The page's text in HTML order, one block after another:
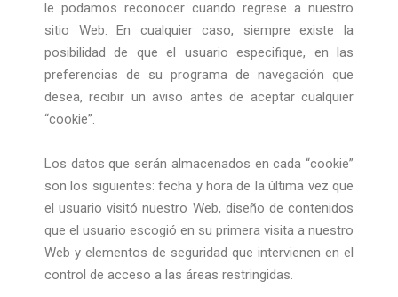
le podamos reconocer cuando regrese a nuestro
sitio Web. En cualquier caso, siempre existe la
posibilidad de que el usuario especifique, en las
preferencias de su programa de navegación que
desea, recibir un aviso antes de aceptar cualquier
“cookie”.
Los datos que serán almacenados en cada “cookie”
son los siguientes: fecha y hora de la última vez que
el usuario visitó nuestro Web, diseño de contenidos
que el usuario escogió en su primera visita a nuestro
Web y elementos de seguridad que intervienen en el
control de acceso a las áreas restringidas.